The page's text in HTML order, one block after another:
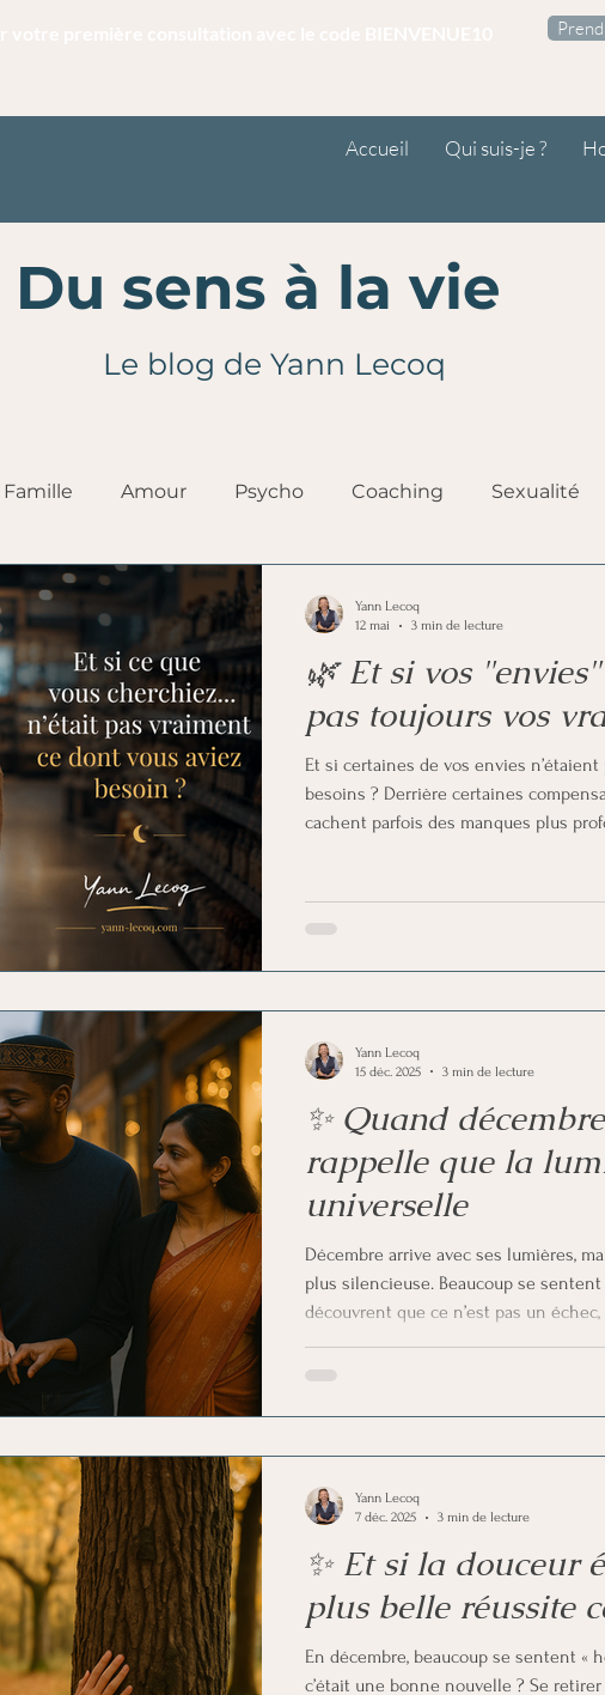
Accueil Qui suis-je ?
Du sens à la vie
Le blog de Yann Lecoq
Famille Amour Psycho Coaching Sexualité
neuro-libido Analyse et information
🌿 Et si vos
pas toujours vos
Et si certaines de vos envies n’étaient
besoins ? Derrière certaines
cachent parfois des manques plus
parfois à remplir un vide sans
soi-même.
Yann Lecoq
12 mai
3 min de lecture
✨ Quand
rappelle que la
universelle
Décembre arrive avec ses lumières,
plus silencieuse. Beaucoup se sentent
découvrent que ce n’est pas un
simplement par ralentir et se sentir à
Yann Lecoq
15 déc. 2025
3 min de lecture
✨ Et si la douceur
plus belle réussite
En décembre, beaucoup se sentent «
c’était une bonne nouvelle ? Se
Yann Lecoq
7 déc. 2025
3 min de lecture